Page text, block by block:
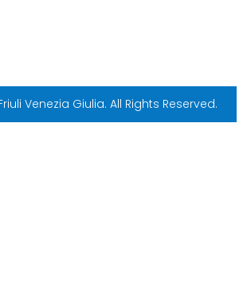
Venezia Giulia. All Rights Reserved.